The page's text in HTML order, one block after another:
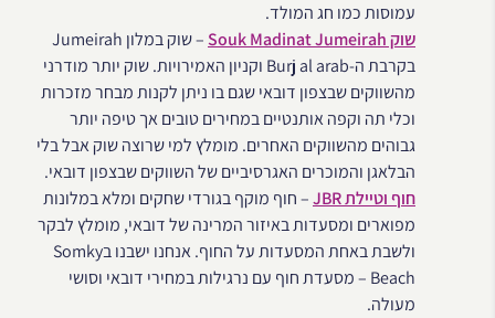
עמוסות כמו חג המולד.
שוק Souk Madinat Jumeirah
– שוק במלון Jumeirah
בקרבת ה-Burj al arab וקניון האמירויות. שוק יותר מודרני
מהשווקים שבצפון דובאי שגם בו ניתן לקנות מבחר מזכרות
וכלי תה וקפה אותנטיים במחירים טובים אך טיפה יותר
גבוהים מהשווקים האחרים. מומלץ למי שרוצה שוק אבל בלי
הבלאגן והמוכרים האגרסיביים של השווקים שבצפון דובאי.
חוף וטיילת JBR
– חוף מוקף בגורדי שחקים ומלא במלונות
מפוארים ומסעדות באיזור המרינה של דובאי, מומלץ לבקר
ולשבת באחת המסעדות על החוף. אנחנו ישבנו בSomky
Beach – מסעדת חוף עם נרגילות במחירי דובאי וסושי
מעולה.